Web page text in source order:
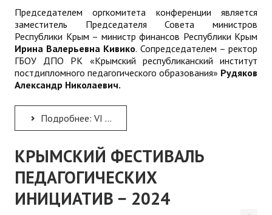
Председателем оргкомитета конференции является
заместитель Председателя Совета министров
Республики Крым – министр финансов Республики Крым
Ирина Валерьевна Кивико. Сопредседателем – ректор
ГБОУ ДПО РК «Крымский республиканский институт
постдипломного педагогического образования» Рудяков
Александр Николаевич.
Подробнее: VI научно-методическая конференция «Финансовая грамотность в системе образования Республики Крым»...
КРЫМСКИЙ ФЕСТИВАЛЬ
ПЕДАГОГИЧЕСКИХ
ИНИЦИАТИВ − 2024